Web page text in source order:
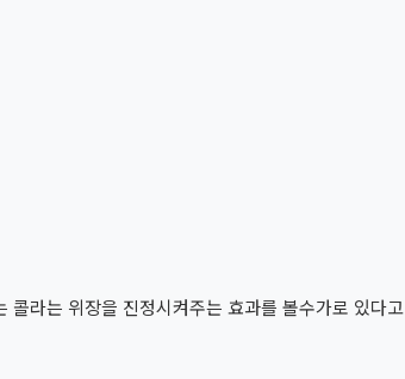
라는 위장을 진정시켜주는 효과를 볼수가로 있다고